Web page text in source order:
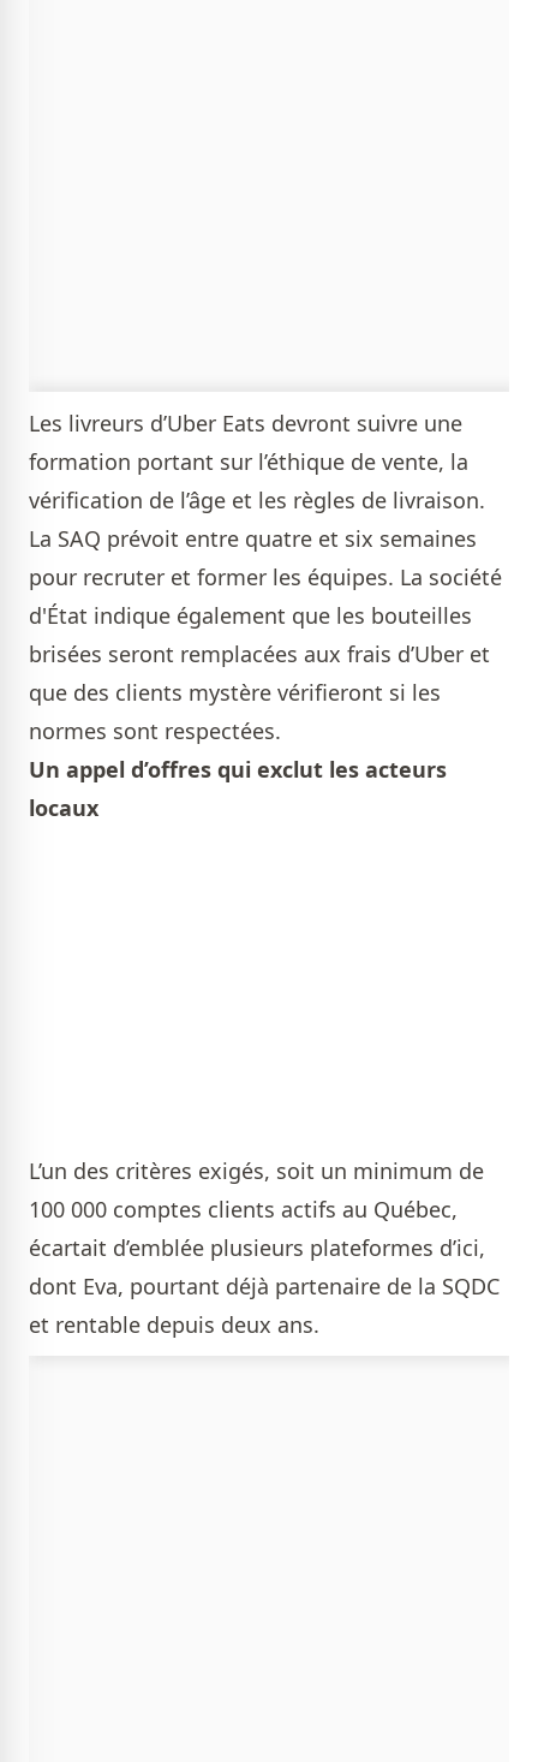
Les livreurs d’Uber Eats devront suivre une
formation portant sur l’éthique de vente, la
vérification de l’âge et les règles de livraison.
La SAQ prévoit entre quatre et six semaines
pour recruter et former les équipes. La société
d'État indique également que les bouteilles
brisées seront remplacées aux frais d’Uber et
que des clients mystère vérifieront si les
normes sont respectées.
Un appel d’offres qui exclut les acteurs
locaux
L’un des critères exigés, soit un minimum de
100 000 comptes clients actifs au Québec,
écartait d’emblée plusieurs plateformes d’ici,
dont Eva, pourtant déjà partenaire de la SQDC
et rentable depuis deux ans.